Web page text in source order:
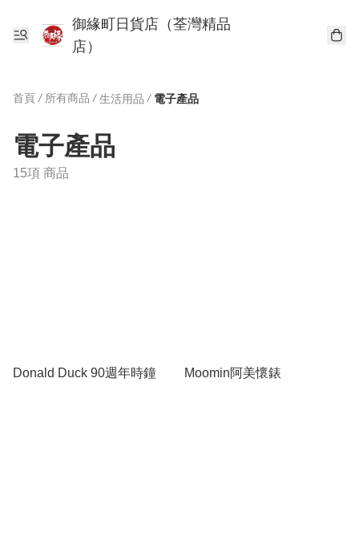
御緣町日貨店（荃灣精品
店）
首頁 / 所有商品 / 生活用品 / 電子產品
電子產品
15項 商品
Donald Duck 90週年時鐘 Moomin阿美懷錶